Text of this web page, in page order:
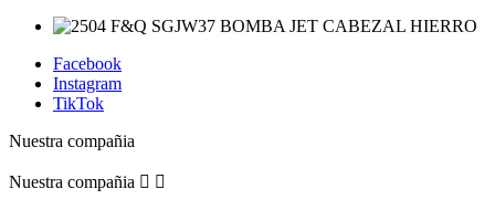
Facebook
Instagram
TikTok
Nuestra compañia
Nuestra compañia  